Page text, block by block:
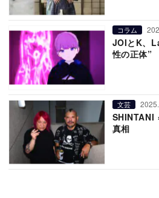
コラム
JOIとK、
性の正体”
文芸
SHINTANI
真相